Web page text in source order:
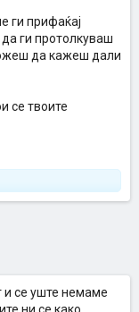
ги прифаќај
ги протолкуваш
да кажеш дали
се твоите
и се уште немаме